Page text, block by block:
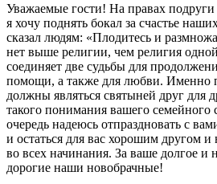
Уважаемые гости! На правах
я хочу поднять бокал за счастье
сказал людям: «Плодитесь и
нет выше религии, чем религия
соединяет две судьбы для
помощи, а также для любви. Именно
должны являться святыней друг для
такого понимания вашего
очередь надеюсь отпраздновать с
и остаться для вас хорошим другом
во всех начинания. За ваше долгое и
дорогие наши новобрачные!